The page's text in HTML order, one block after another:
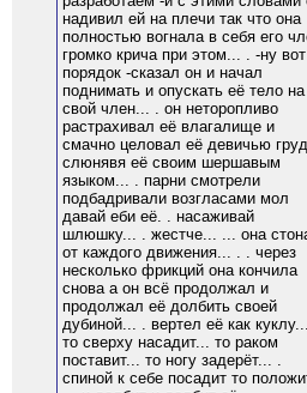
надивил ей на плечи так что она
полностью вогнала в себя его
громко крича при этом... . -ну
порядок -сказал он и начал
поднимать и опускать её тело на
свой член... . он неторопливо
растрахивал её влагалище и
смачно целовал её девичью
слюнявя её своим шершавым
языком... . парни смотрели
подбадривали возгласами мол
давай еби её. . насаживай
шлюшку... . жестче... ... она
от каждого движения... . . через
несколько фрикций она кончила
снова а он всё продолжал и
продолжал её долбить своей
дубиной... . вертел её как
то сверху насадит... то раком
поставит... то ногу задерёт... .
спиной к себе посадит то